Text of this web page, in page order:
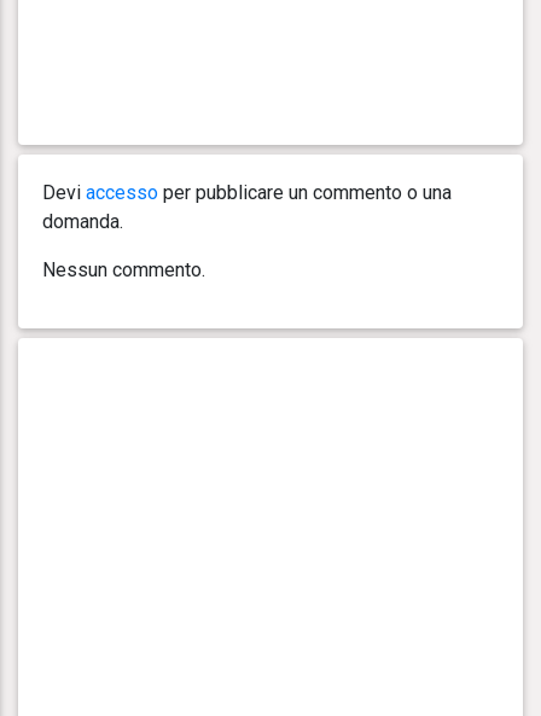
Devi accesso per pubblicare un commento o una
domanda.
Nessun commento.